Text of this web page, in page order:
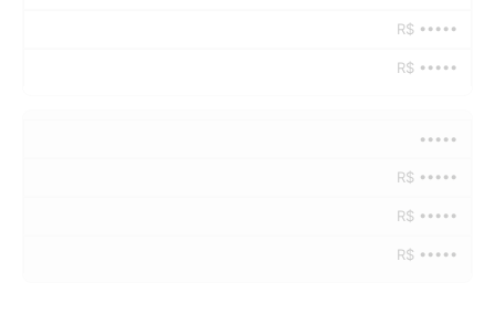
R$ •••••
R$ •••••
•••••
R$ •••••
R$ •••••
R$ •••••